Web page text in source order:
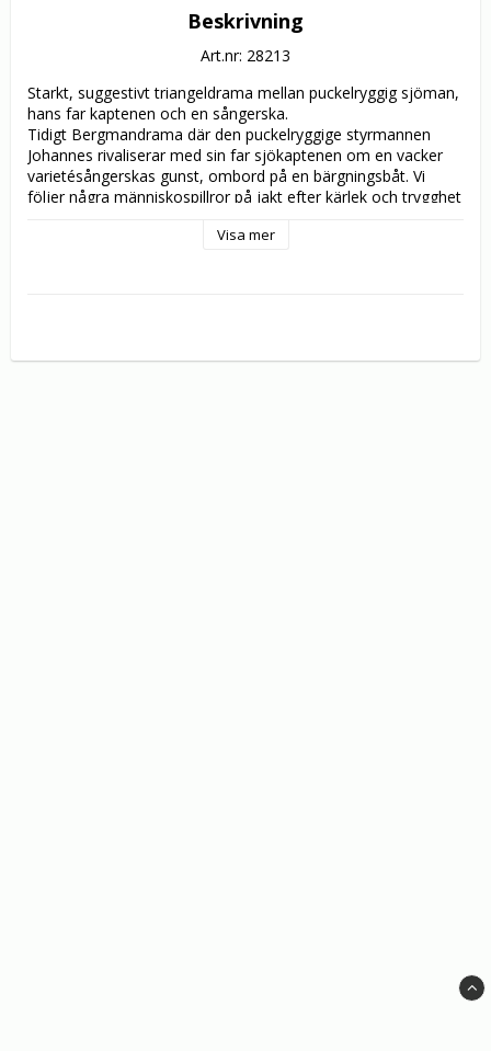
Beskrivning
Art.nr: 28213
Starkt, suggestivt triangeldrama mellan puckelryggig sjöman,
hans far kaptenen och en sångerska.
Tidigt Bergmandrama där den puckelryggige styrmannen
Johannes rivaliserar med sin far sjökaptenen om en vacker
varietésångerskas gunst, ombord på en bärgningsbåt. Vi
följer några människospillror på jakt efter kärlek och trygghet
Filmen bygger på en pjäs som uppfördes på Svenska teatern
Visa mer